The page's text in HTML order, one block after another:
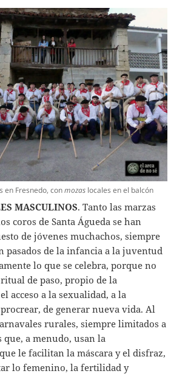
en Fresnedo, conmozas locales en el balcón
MASCULINOS. Tanto las marzas
coros de Santa Águeda se han
de jóvenes muchachos, siempre
pasados de la infancia a la juventud
lo que se celebra, porque no
de paso, propio de la
acceso a la sexualidad, a la
de generar nueva vida. Al
rurales, siempre limitados a
que, a menudo, usan la
le facilitan la máscara y el disfraz,
lo femenino, la fertilidad y